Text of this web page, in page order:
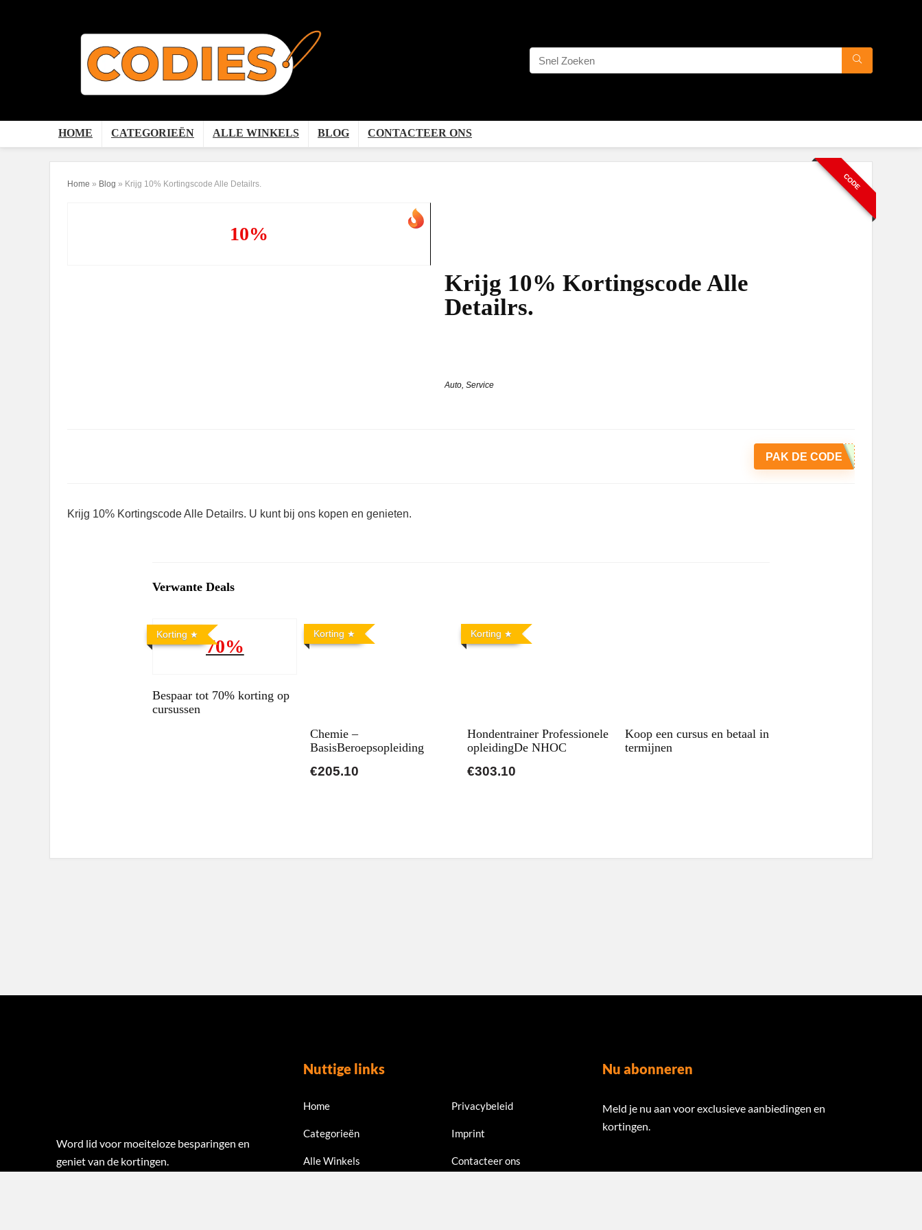
HOME CATEGORIEËN ALLE WINKELS BLOG CONTACTEER ONS
Home » Blog » Krijg 10% Kortingscode Alle Detailrs. CODE
10%
Krijg 10% Kortingscode Alle
Detailrs.
Auto, Service
PAK DE CODE
Krijg 10% Kortingscode Alle Detailrs. U kunt bij ons kopen en genieten.
Verwante Deals
Korting
70%
Bespaar tot 70% korting op
cursussen
Korting
Chemie –
BasisBeroepsopleiding
€205.10
Korting
Hondentrainer Professionele
opleidingDe NHOC
€303.10
Koop een cursus en betaal in
termijnen
Word lid voor moeiteloze besparingen en
geniet van de kortingen.
Nuttige links
Home
Categorieën
Alle Winkels
Privacybeleid
Imprint
Contacteer ons
Nu abonneren
Meld je nu aan voor exclusieve aanbiedingen en
kortingen.